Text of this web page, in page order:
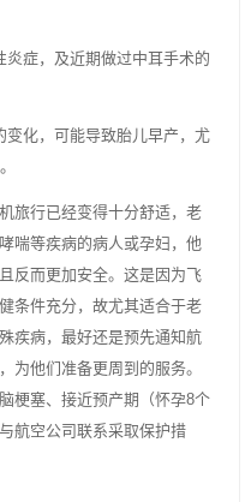
症，及近期做过中耳手术的
化，可能导致胎儿早产，尤
旅行已经变得十分舒适，老
喘等疾病的病人或孕妇，他
反而更加安全。这是因为飞
条件充分，故尤其适合于老
疾病，最好还是预先通知航
为他们准备更周到的服务。
梗塞、接近预产期（怀孕8个
航空公司联系采取保护措